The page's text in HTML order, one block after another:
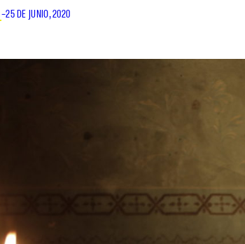
–25 DE JUNIO, 2020